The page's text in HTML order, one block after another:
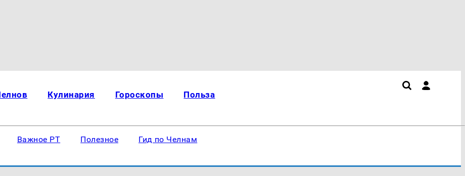
Кулинария Гороскопы Польза
Важное РТ Полезное Гид по Челнам